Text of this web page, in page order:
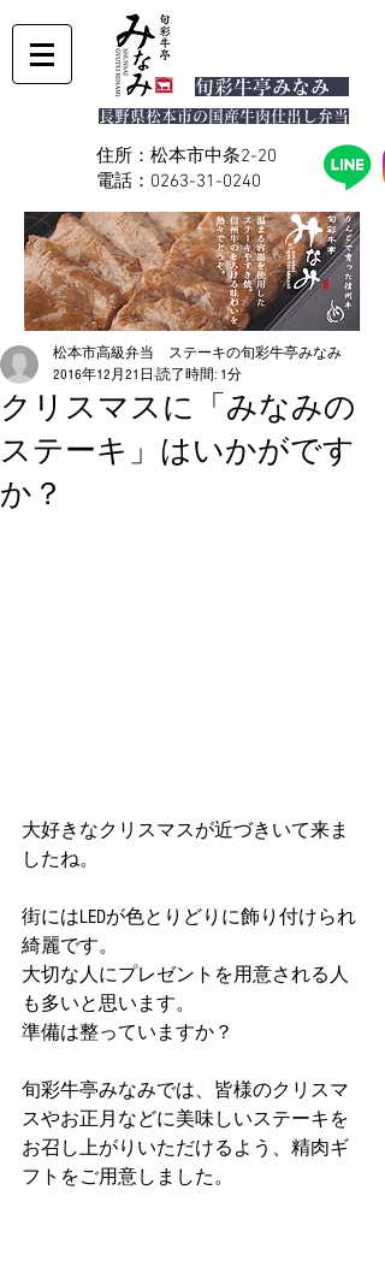
旬彩牛亭みなみ
長野県松本市の国産牛肉仕出し弁当
住所：松本市中条2-20
電話：0263-31-0240
クリスマスに「みなみの
ステーキ」はいかがです
か？
松本市高級弁当 ステーキの旬彩牛亭みなみ
2016年12月21日 読了時間: 1分
大好きなクリスマスが近づきいて来ま
したね。
街にはLEDが色とりどりに飾り付けられ
綺麗です。
大切な人にプレゼントを用意される人
も多いと思います。
準備は整っていますか？
旬彩牛亭みなみでは、皆様のクリスマ
スやお正月などに美味しいステーキを
お召し上がりいただけるよう、精肉ギ
フトをご用意しました。